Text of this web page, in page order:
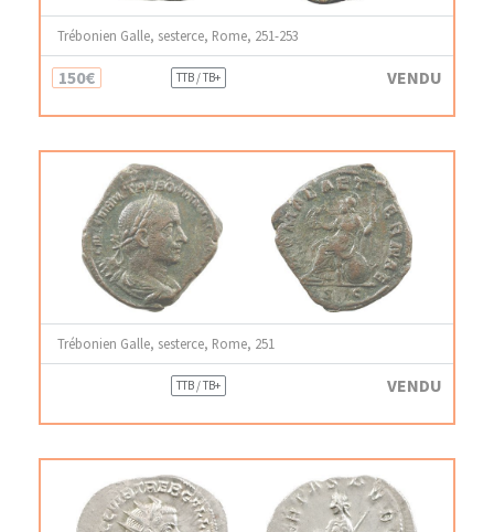
Trébonien Galle, sesterce, Rome, 251-253
150€ TTB / TB+ VENDU
Trébonien Galle, sesterce, Rome, 251
TTB / TB+ VENDU